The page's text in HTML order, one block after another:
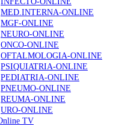
MED.INTERNA-ONLINE
MGF-ONLINE
NEURO-ONLINE
ONCO-ONLINE
OFTALMOLOGIA-ONLINE
PSIQUIATRIA-ONLINE
PEDIATRIA-ONLINE
PNEUMO-ONLINE
REUMA-ONLINE
URO-ONLINE
TV